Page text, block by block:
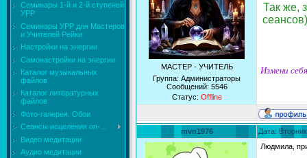
Семинары 1-й и 2-й ступеней
УРР
Семинары УРР для Мастеров
и Учителей Рейки
Настройки на энергии
Самонастройки на энергии
Каталог музыкальных
файлов
Каталог литературных
файлов
Фото-галерея. Обои
Сеансы исцеления on-...
Видео медитации
Аудио медитации
МАСТЕР - УЧИТЕЛЬ
Группа: Администраторы
Сообщений: 5546
Статус: Offline
Так же,
Измени
mvn1976 Дата:
Людмила,